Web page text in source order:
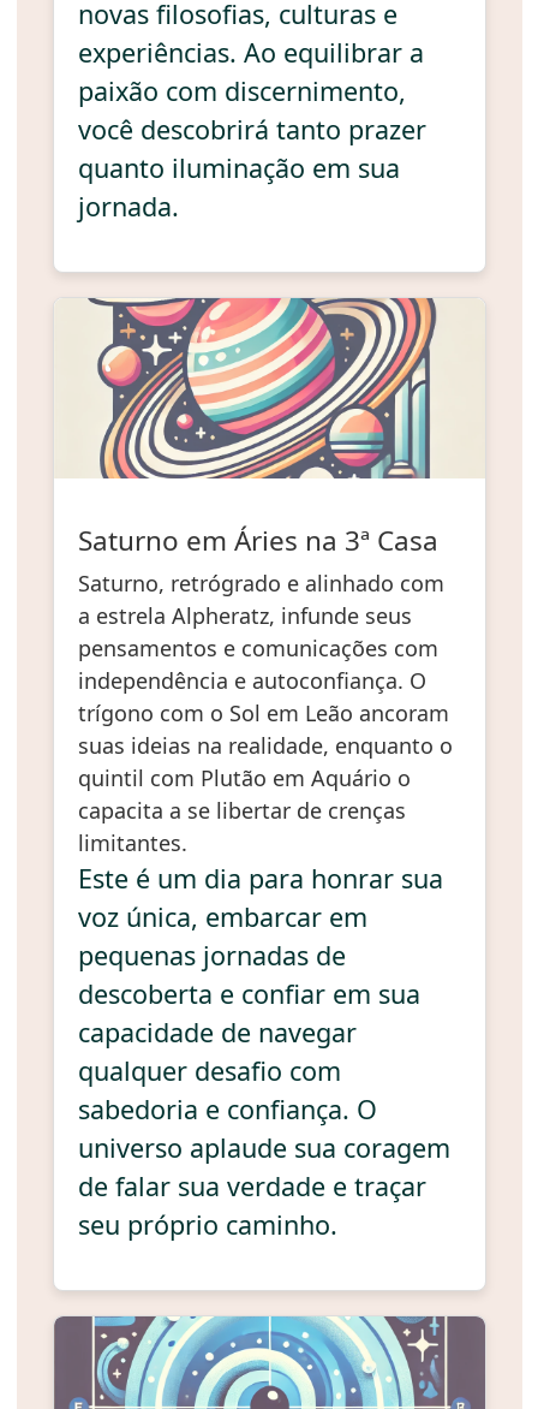
novas filosofias, culturas e
experiências. Ao equilibrar a
paixão com discernimento,
você descobrirá tanto prazer
quanto iluminação em sua
jornada.
Saturno em Áries na 3ª Casa
Saturno, retrógrado e alinhado com
a estrela Alpheratz, infunde seus
pensamentos e comunicações com
independência e autoconfiança. O
trígono com o Sol em Leão ancoram
suas ideias na realidade, enquanto o
quintil com Plutão em Aquário o
capacita a se libertar de crenças
limitantes.
Este é um dia para honrar sua
voz única, embarcar em
pequenas jornadas de
descoberta e confiar em sua
capacidade de navegar
qualquer desafio com
sabedoria e confiança. O
universo aplaude sua coragem
de falar sua verdade e traçar
seu próprio caminho.